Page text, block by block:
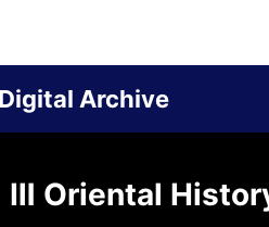
Archive
Ⅲ Oriental